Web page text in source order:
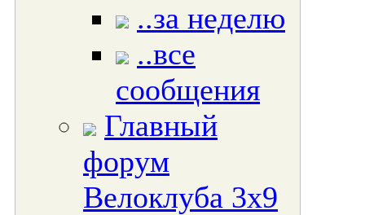
..за неделю
..все
сообщения
Главный
форум
Велоклуба 3х9